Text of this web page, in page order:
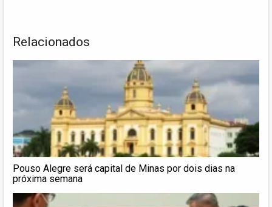
Relacionados
Pouso Alegre será capital de Minas por dois dias na
próxima semana